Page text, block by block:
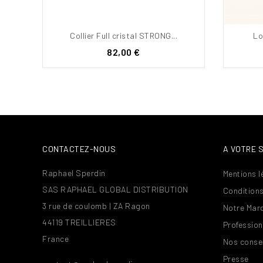
Collier Full cristal STRONG...
Prix
82,00 €
CONTACTEZ-NOUS
Raphael Sperdin
SAS RAPHAEL GLOBAL DISTRIBUTION
3 rue de coulomb | ZA Ragon
44119 TREILLIERES
France
A VOTRE
Mentions
Notre
Nos
Presse